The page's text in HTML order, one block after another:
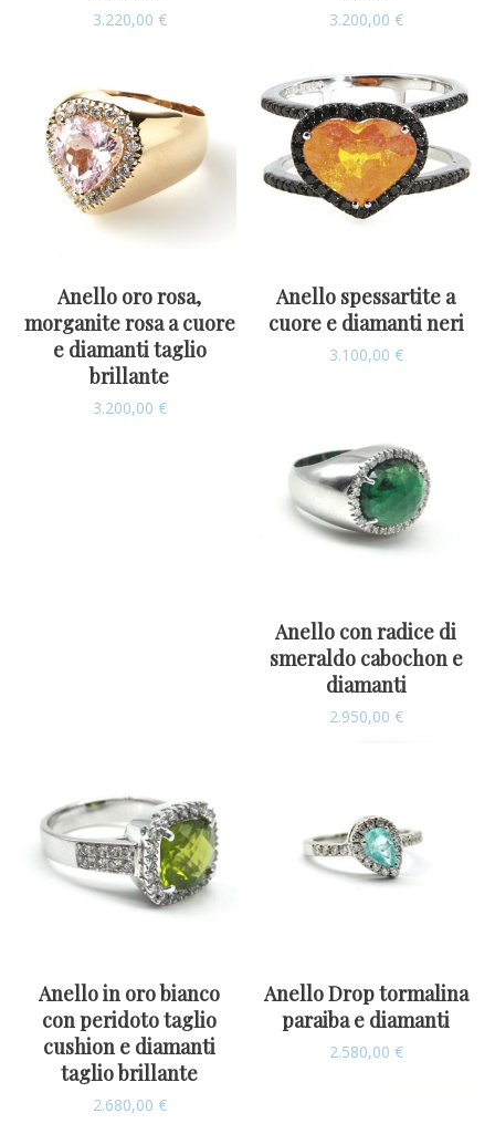
3.220,00 € 3.200,00 €
Anello oro rosa,
morganite rosa a cuore
e diamanti taglio
brillante
3.200,00 €
Anello spessartite a
cuore e diamanti neri
3.100,00 €
Anello con radice di
smeraldo cabochon e
diamanti
2.950,00 €
Anello in oro bianco
con peridoto taglio
cushion e diamanti
taglio brillante
2.680,00 €
Anello Drop tormalina
paraiba e diamanti
2.580,00 €